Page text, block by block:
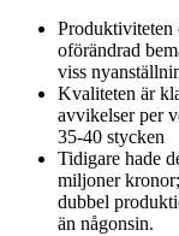
Produktiviteten
oförändrad
viss
Kvaliteten är
avvikelser per
35-40 stycken
Tidigare hade
miljoner
dubbel
än någonsin.